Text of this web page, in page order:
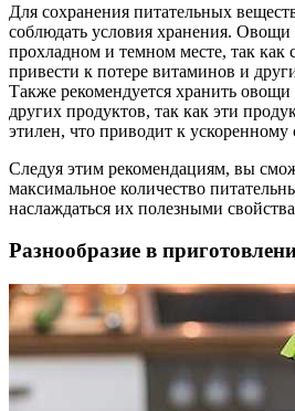
Для сохранения питательных
соблюдать условия хранения. Овощи
прохладном и темном месте, так как
привести к потере витаминов и
Также рекомендуется хранить
других продуктов, так как эти
этилен, что приводит к
Следуя этим рекомендациям, вы
максимальное количество
наслаждаться их полезными
Разнообразие в